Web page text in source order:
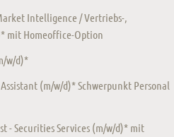
Intelligence / Vertriebs-,
mit Homeoffice-Option
w/d)*
(m/w/d)* Schwerpunkt Personal
- Securities Services (m/w/d)* mit